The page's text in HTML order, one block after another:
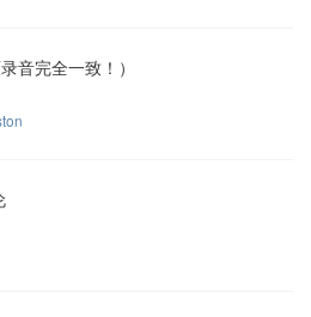
音完全一致！）